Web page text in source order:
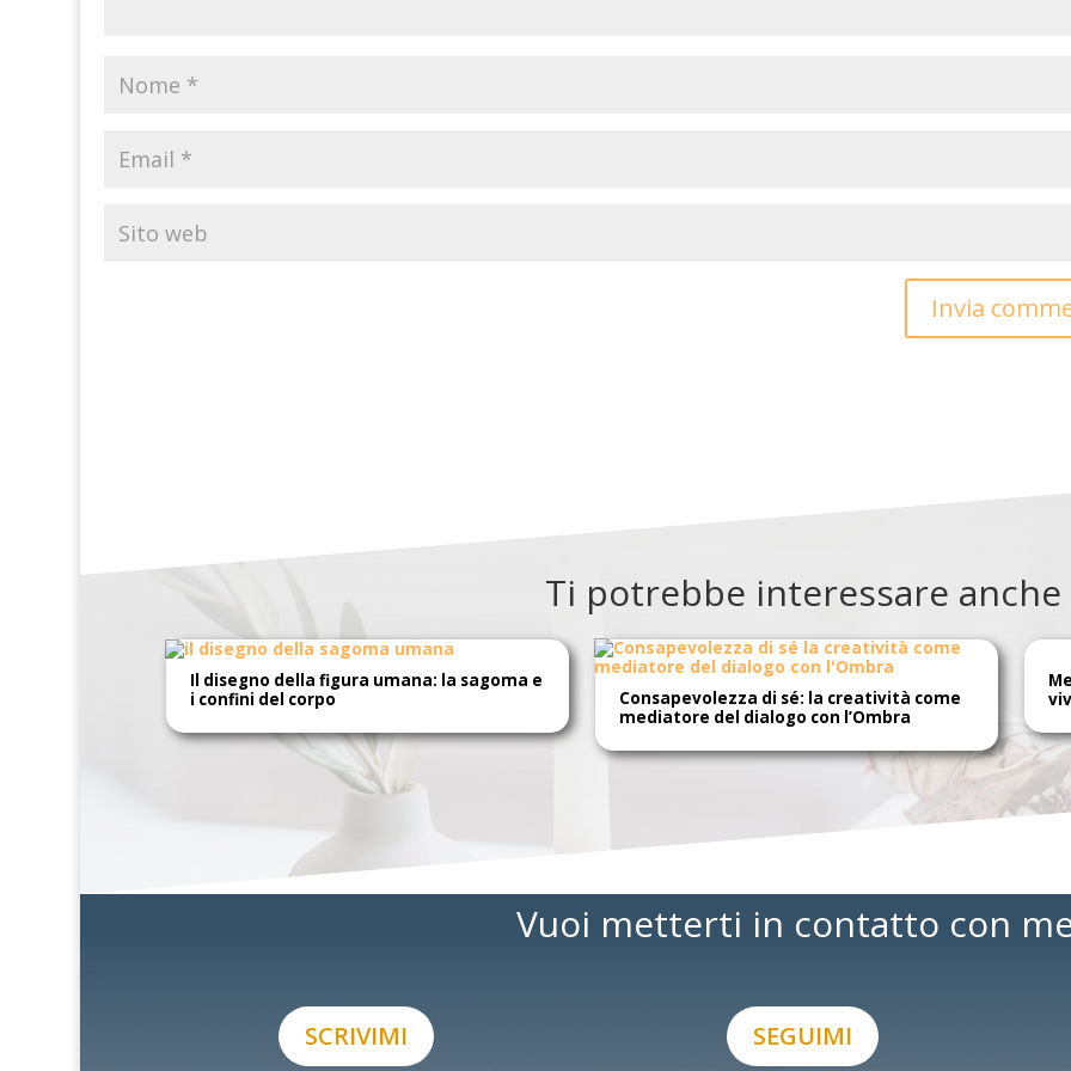
Invia
Ti potrebbe interessare anche
Il disegno della figura umana: la sagoma e
i confini del corpo
Consapevolezza di sé: la creatività come
mediatore del dialogo con l’Ombra
Vuoi metterti in contatto con
SCRIVIMI SEGUIMI